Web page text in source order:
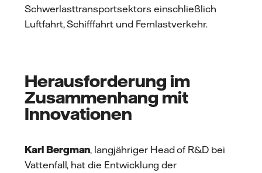
Schwerlasttransportsektors einschließlich
Luftfahrt, Schifffahrt und Fernlastverkehr.
Herausforderung im
Zusammenhang mit
Innovationen
Karl Bergman, langjähriger Head of R&D bei
Vattenfall, hat die Entwicklung der